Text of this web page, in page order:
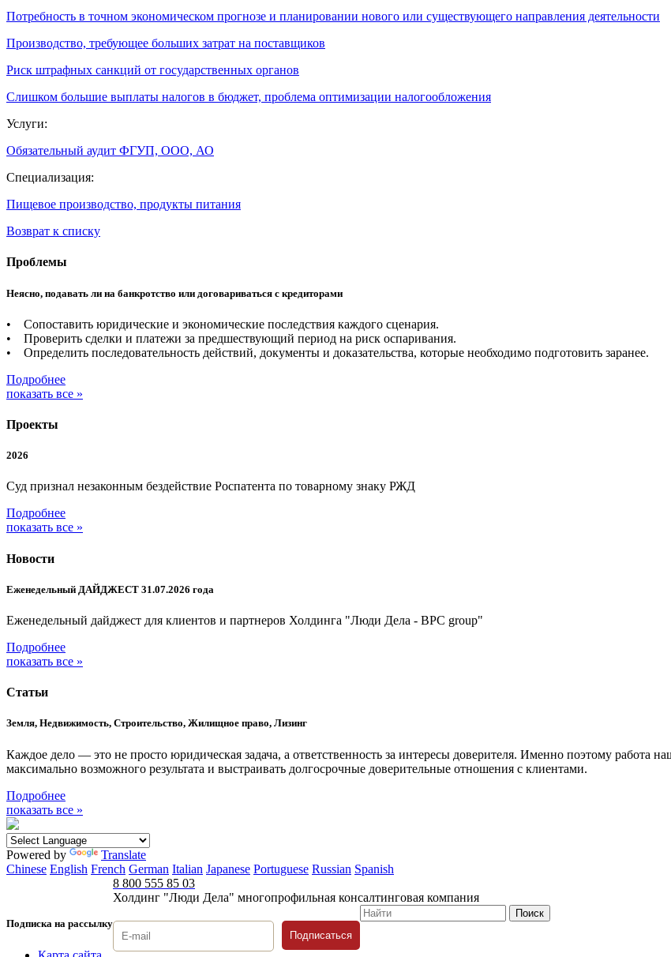
Потребность в точном экономическом прогнозе и планировании нового или существующего направления деятельности
Производство, требующее больших затрат на поставщиков
Риск штрафных санкций от государственных органов
Слишком большие выплаты налогов в бюджет, проблема оптимизации налогообложения
Услуги:
Обязательный аудит ФГУП, ООО, АО
Специализация:
Пищевое производство, продукты питания
Возврат к списку
Проблемы
Неясно, подавать ли на банкротство или договариваться с кредиторами
• Сопоставить юридические и экономические последствия каждого сценария.
• Проверить сделки и платежи за предшествующий период на риск оспаривания.
• Определить последовательность действий, документы и доказательства, которые необходимо подготовить заранее.
Подробнее
показать все »
Проекты
2026
Суд признал незаконным бездействие Роспатента по товарному знаку РЖД
Подробнее
показать все »
Новости
Еженедельный ДАЙДЖЕСТ 31.07.2026 года
Еженедельный дайджест для клиентов и партнеров Холдинга "Люди Дела - BPC group"
Подробнее
показать все »
Статьи
Земля, Недвижимость, Строительство, Жилищное право, Лизинг
Каждое дело — это не просто юридическая задача, а ответственность за интересы доверителя. Именно поэтому работа
максимально возможного результата и выстраивать долгосрочные доверительные отношения с клиентами.
Подробнее
показать все »
Powered by
Translate
Chinese English French German Italian Japanese Portuguese Russian Spanish
Подписка на рассылку
8 800 555 85 03
Холдинг "Люди Дела" многопрофильная консалтинговая компания
Подписаться